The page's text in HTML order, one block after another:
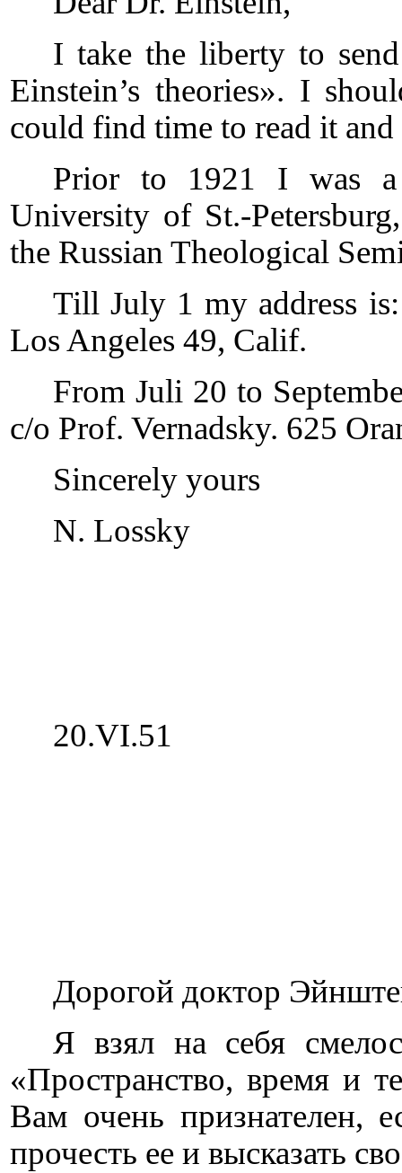
I take the liberty to
Einstein’s theories». I
could find time to read it
Prior to 1921 I was a
University of St.-
the Russian Theological
Till July 1 my address
Los Angeles 49, Calif.
From Juli 20 to
c/o Prof. Vernadsky. 625
Sincerely yours
N. Lossky
20.VI.51
Дорогой доктор
Я взял на себя
«Пространство, время и
Вам очень признателен,
прочесть ее и высказать